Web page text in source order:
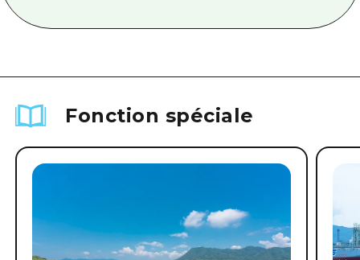
Fonction spéciale